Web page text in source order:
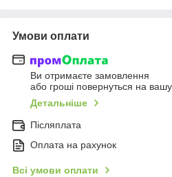
Умови оплати
Ви отримаєте замовлення
або гроші повернуться на вашу
Детальніше
Післяплата
Оплата на рахунок
Всі умови оплати